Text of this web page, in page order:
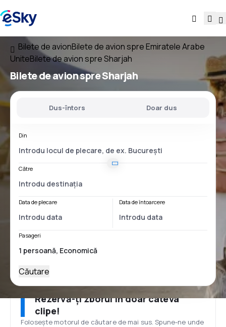
Bilete de avionBilete de avion spre Emiratele Arabe
UniteBilete de avion spre Sharjah
Bilete de avion spre Sharjah
Dus-întors Doar dus
Din
Către
Data de plecare Data de întoarcere
Pasageri
Căutare
Rezervă-ți zborul în doar câteva
clipe!
Folosește motorul de căutare de mai sus. Spune-ne unde